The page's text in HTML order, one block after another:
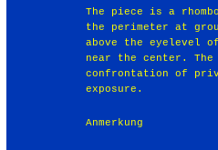
The piece is a
the perimeter at
above the eyelevel
near the center.
confrontation of
exposure.
Anmerkung